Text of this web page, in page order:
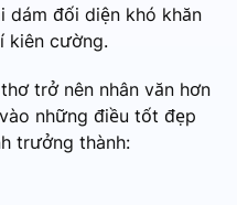
dám đối diện khó khăn
kiên cường.
trở nên nhân văn hơn
những điều tốt đẹp
trưởng thành: